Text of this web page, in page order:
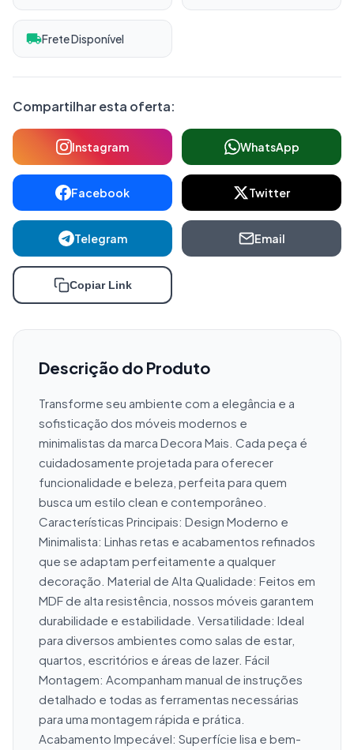
Frete Disponível
Compartilhar esta oferta:
Instagram WhatsApp
Facebook Twitter
Telegram Email
Copiar Link
Descrição do Produto
Transforme seu ambiente com a elegância e a
sofisticação dos móveis modernos e
minimalistas da marca Decora Mais. Cada peça é
cuidadosamente projetada para oferecer
funcionalidade e beleza, perfeita para quem
busca um estilo clean e contemporâneo.
Características Principais: Design Moderno e
Minimalista: Linhas retas e acabamentos refinados
que se adaptam perfeitamente a qualquer
decoração. Material de Alta Qualidade: Feitos em
MDF de alta resistência, nossos móveis garantem
durabilidade e estabilidade. Versatilidade: Ideal
para diversos ambientes como salas de estar,
quartos, escritórios e áreas de lazer. Fácil
Montagem: Acompanham manual de instruções
detalhado e todas as ferramentas necessárias
para uma montagem rápida e prática.
Acabamento Impecável: Superfície lisa e bem-